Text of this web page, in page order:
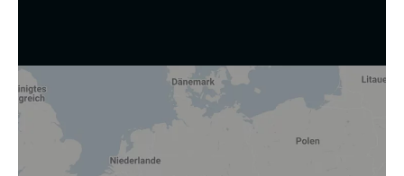
Wir nutzen Cookies und andere Technologien.
Diese Website nutzt Cookies und vergleichbare Funktionen
zur Verarbeitung von Endgeräteinformationen und